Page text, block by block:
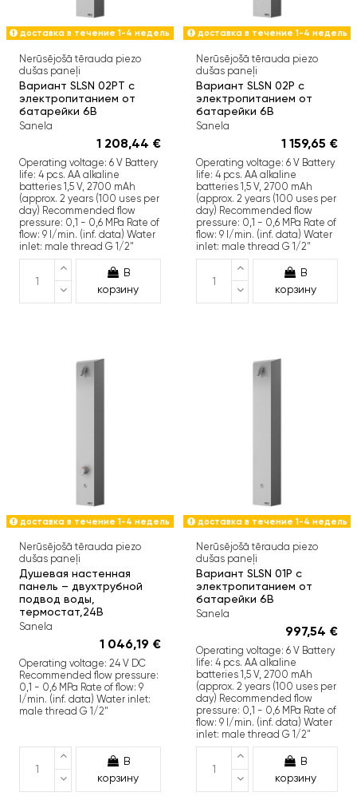
доставка в течение 1-4 недель
Nerūsējošā tērauda piezo
dušas paneļi
Вариант SLSN 02PТ с
электропитанием от
батарейки 6В
Sanela
1 208,44 €
Operating voltage: 6 V Battery
life: 4 pcs. AA alkaline
batteries 1,5 V, 2700 mAh
(approx. 2 years (100 uses per
day) Recommended flow
pressure: 0,1 - 0,6 MPa Rate of
flow: 9 l/min. (inf. data) Water
inlet: male thread G 1/2"
В
корзину
доставка в течение 1-4 недель
Nerūsējošā tērauda piezo
dušas paneļi
Вариант SLSN 02P с
электропитанием от
батарейки 6В
Sanela
1 159,65 €
Operating voltage: 6 V Battery
life: 4 pcs. AA alkaline
batteries 1,5 V, 2700 mAh
(approx. 2 years (100 uses per
day) Recommended flow
pressure: 0,1 - 0,6 MPa Rate of
flow: 9 l/min. (inf. data) Water
inlet: male thread G 1/2"
В
корзину
доставка в течение 1-4 недель
Nerūsējošā tērauda piezo
dušas paneļi
Душевая настенная
панель – двухтрубной
подвод воды,
термостат,24В
Sanela
1 046,19 €
Operating voltage: 24 V DC
Recommended flow pressure:
0,1 - 0,6 MPa Rate of flow: 9
l/min. (inf. data) Water inlet:
male thread G 1/2"
В
корзину
доставка в течение 1-4 недель
Nerūsējošā tērauda piezo
dušas paneļi
Вариант SLSN 01P с
электропитанием от
батарейки 6В
Sanela
997,54 €
Operating voltage: 6 V Battery
life: 4 pcs. AA alkaline
batteries 1,5 V, 2700 mAh
(approx. 2 years (100 uses per
day) Recommended flow
pressure: 0,1 - 0,6 MPa Rate of
flow: 9 l/min. (inf. data) Water
inlet: male thread G 1/2"
В
корзину